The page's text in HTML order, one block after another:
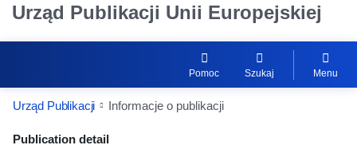
Urząd Publikacji Unii Europejskiej
Pomoc Szukaj Menu
Urząd Publikacji Informacje o publikacji
Publication Detail Actions Portlet
Publication detail